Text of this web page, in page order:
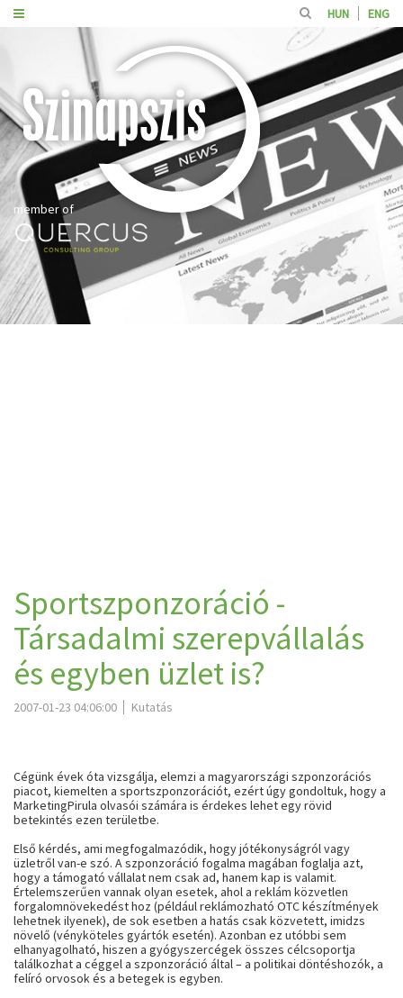
HUN ENG
member of
Sportszponzoráció -
Társadalmi szerepvállalás
és egyben üzlet is?
2007-01-23 04:06:00 Kutatás
Cégünk évek óta vizsgálja, elemzi a magyarországi szponzorációs
piacot, kiemelten a sportszponzorációt, ezért úgy gondoltuk, hogy a
MarketingPirula olvasói számára is érdekes lehet egy rövid
betekintés ezen területbe.
Első kérdés, ami megfogalmazódik, hogy jótékonyságról vagy
üzletről van-e szó. A szponzoráció fogalma magában foglalja azt,
hogy a támogató vállalat nem csak ad, hanem kap is valamit.
Értelemszerűen vannak olyan esetek, ahol a reklám közvetlen
forgalomnövekedést hoz (például reklámozható OTC készítmények
lehetnek ilyenek), de sok esetben a hatás csak közvetett, imidzs
növelő (vényköteles gyártók esetén). Azonban ez utóbbi sem
elhanyagolható, hiszen a gyógyszercégek összes célcsoportja
találkozhat a céggel a szponzoráció által – a politikai döntéshozók, a
felíró orvosok és a betegek is egyben.